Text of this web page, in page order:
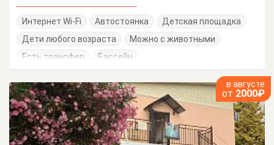
Интернет Wi-Fi Автостоянка
Детская площадка
Дети любого возраста
Можно с животными
Есть трансфер
Бассейн
в августе
от 2000₽